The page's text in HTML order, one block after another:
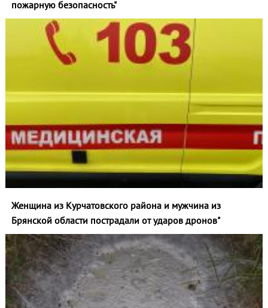
пожарную безопасность"
Женщина из Курчатовского района и мужчина из
Брянской области пострадали от ударов дронов"